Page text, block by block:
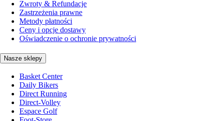
Zwroty & Refundacje
Zastrzeżenia prawne
Metody płatności
Ceny i opcje dostawy
Oświadczenie o ochronie prywatności
Nasze sklepy
Basket Center
Daily Bikers
Direct Running
Direct-Volley
Espace Golf